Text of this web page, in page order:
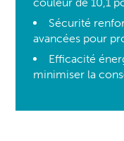
Sécurité
avancées pour
Efficacité
minimiser la